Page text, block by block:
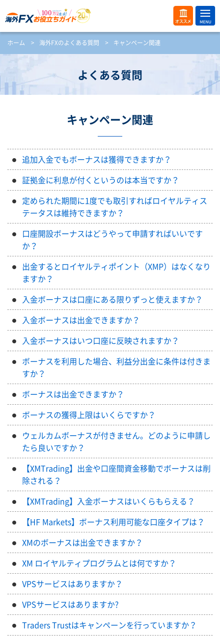
オス
ME
開
ホーム > 海外FXのよくある質問 > キャンペーン関連
よくある質問
キャンペーン関連
追加入金でもボーナスは獲得できますか？
証拠金に利息が付くというのは本当ですか？
定められた期間に1度でも取引すればロイヤルティス
テータスは維持できますか？
口座開設ボーナスはどうやって申請すればいいです
か？
出金するとロイヤルティポイント（XMP）はなくなり
ますか？
入金ボーナスは口座にある限りずっと使えますか？
入金ボーナスは出金できますか？
入金ボーナスはいつ口座に反映されますか？
ボーナスを利用した場合、利益分出金に条件は付きま
すか？
ボーナスは出金できますか？
ボーナスの獲得上限はいくらですか？
ウェルカムボーナスが付きません。どのように申請し
たら良いですか？
【XMTrading】出金や口座間資金移動でボーナスは削
除される？
【XMTrading】入金ボーナスはいくらもらえる？
【HF Markets】ボーナス利用可能な口座タイプは？
XMのボーナスは出金できますか？
XM ロイヤルティプログラムとは何ですか？
VPSサービスはありますか？
VPSサービスはありますか?
Traders Trustはキャンペーンを行っていますか？